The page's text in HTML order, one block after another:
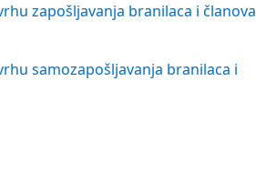
zapošljavanja branilaca i članova
samozapošljavanja branilaca i